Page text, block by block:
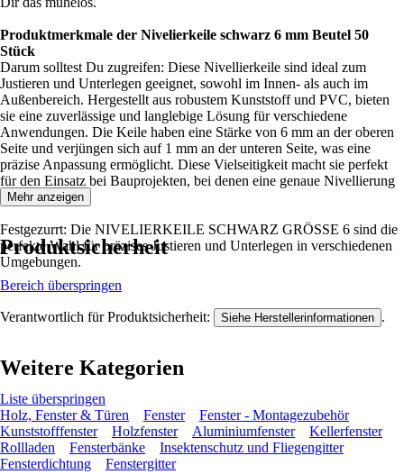
Produktmerkmale der Nivelierkeile schwarz 6 mm Beutel 50
Stück
Darum solltest Du zugreifen: Diese Nivellierkeile sind ideal zum
Justieren und Unterlegen geeignet, sowohl im Innen- als auch im
Außenbereich. Hergestellt aus robustem Kunststoff und PVC, bieten
sie eine zuverlässige und langlebige Lösung für verschiedene
Anwendungen. Die Keile haben eine Stärke von 6 mm an der oberen
Seite und verjüngen sich auf 1 mm an der unteren Seite, was eine
präzise Anpassung ermöglicht. Diese Vielseitigkeit macht sie perfekt
für den Einsatz bei Bauprojekten, bei denen eine genaue Nivellierung
erforderlich ist.
Festgezurrt: Die NIVELIERKEILE SCHWARZ GRÖSSE 6 sind die
perfekte Wahl für präzises Justieren und Unterlegen in verschiedenen
Umgebungen.
Mehr anzeigen
Produktsicherheit
Bereich überspringen
Verantwortlich für Produktsicherheit: Siehe Herstellerinformationen .
Weitere Kategorien
Liste überspringen
Holz, Fenster & Türen
Fenster
Fenster - Montagezubehör
Kunststofffenster
Holzfenster Aluminiumfenster
Kellerfenster
Rollladen
Fensterbänke
Insektenschutz und Fliegengitter
Fensterdichtung
Fenstergitter